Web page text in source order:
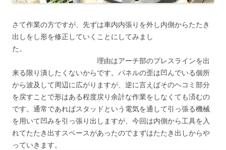
さて作業の方ですが、先ずは車内内張りを外し内側からたたき
出しをし形を修正していくことにしてみまし
た。
理由はアーチ部のプレスラインを出
来る限り潰したくないからです。パネルの歪は凹んでいる個所
から波及して周辺に広がりますが、逆に言えばそのヘコミ部分
を戻すことで形はある程度戻り余計な作業をしなくても済むの
です。通常であればスタッドという電気を通して引っ張る機械
を用いて凹みを引っ張り出しますが、今回は内側から工具を入
れてたたき出すスペースがあったのでまずはたたき出しからや
っていきます。